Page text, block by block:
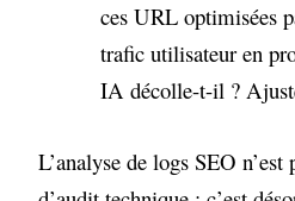
ces URL optimisées
trafic utilisateur en
IA décolle-t-il ?
L’analyse de logs SEO